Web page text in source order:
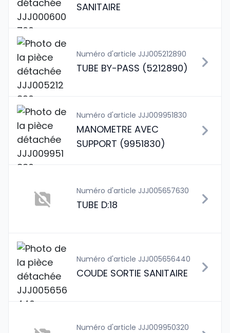
SANITAIRE
Numéro d'article JJJ005212890
TUBE BY-PASS (5212890)
Numéro d'article JJJ009951830
MANOMETRE AVEC
SUPPORT (9951830)
Numéro d'article JJJ005657630
TUBE D:18
Numéro d'article JJJ005656440
COUDE SORTIE SANITAIRE
Numéro d'article JJJ009950320